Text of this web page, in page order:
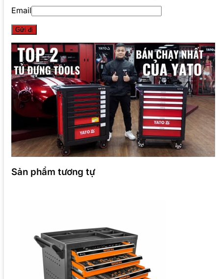
Email
Sản phẩm tương tự